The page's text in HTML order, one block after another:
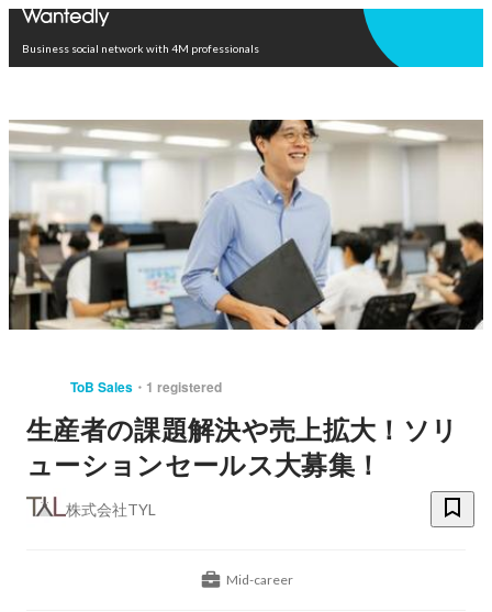
Business social network with 4M professionals
ToB Sales 1 registered
生産者の課題解決や売上拡大！ソリ
ューションセールス大募集！
株式会社TYL
Mid-career